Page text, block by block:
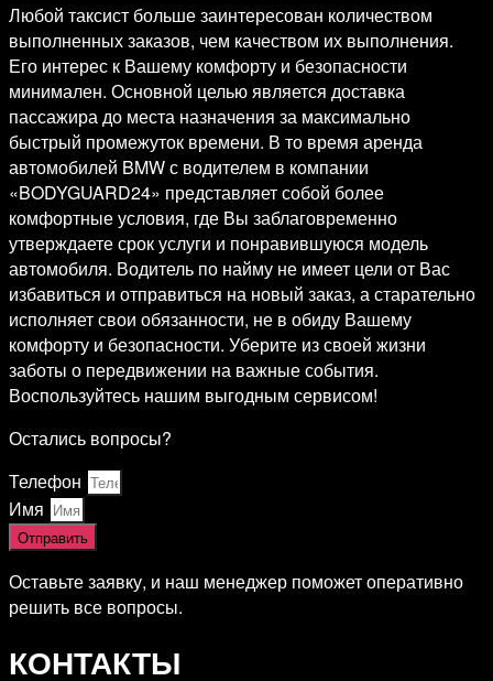
Любой таксист больше заинтересован количеством
выполненных заказов, чем качеством их выполнения.
Его интерес к Вашему комфорту и безопасности
минимален. Основной целью является доставка
пассажира до места назначения за максимально
быстрый промежуток времени. В то время аренда
автомобилей BMW с водителем в компании
«BODYGUARD24» представляет собой более
комфортные условия, где Вы заблаговременно
утверждаете срок услуги и понравившуюся модель
автомобиля. Водитель по найму не имеет цели от Вас
избавиться и отправиться на новый заказ, а старательно
исполняет свои обязанности, не в обиду Вашему
комфорту и безопасности. Уберите из своей жизни
заботы о передвижении на важные события.
Воспользуйтесь нашим выгодным сервисом!
Остались вопросы?
Телефон
Имя
Отправить
Оставьте заявку, и наш менеджер поможет оперативно
решить все вопросы.
КОНТАКТЫ